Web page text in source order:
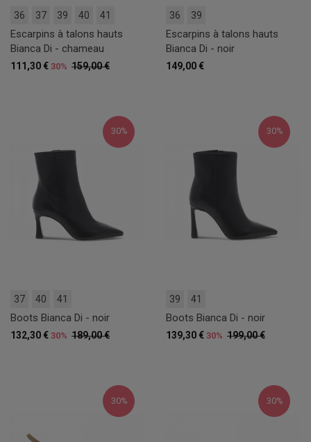
36 37 39 40 41
Escarpins à talons hauts
Bianca Di - chameau
159,00 €
111,30 € 30%
36 39
Escarpins à talons hauts
Bianca Di - noir
149,00 €
30%
37 40 41
Boots Bianca Di - noir
189,00 €
132,30 € 30%
30%
39 41
Boots Bianca Di - noir
199,00 €
139,30 € 30%
30% 30%